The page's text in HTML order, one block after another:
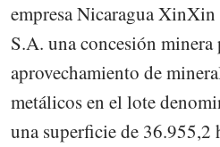
empresa Nicaragua
S.A. una concesión minera
aprovechamiento de
metálicos en el lote
una superficie de 36.955,2